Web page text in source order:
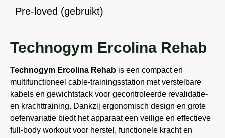
Compact, ergonomisch en robuust gebouwd
stabiel frame en soepele kabelsystemen die zorgen voor
een vloeiende bewegingsbaan. Dit maakt hem geschikt
voor kleine trainingsruimtes, revalidatie-klinieken ?n
gyms waar ruimte effici?nt benut moet worden. Door de
ergonomische handgrepen en laagdrempelige
instelmogelijkheden is de machine prettig in gebruik voor
zowel beginners als ervaren sporters.
Kenmerken
Pre-loved (gebruikt)
Technogym Ercolina Rehab
Technogym Ercolina Rehab is een compact en
multifunctioneel cable-trainingsstation met verstelbare
kabels en gewichtstack voor gecontroleerde revalidatie-
en krachttraining. Dankzij ergonomisch design en grote
oefenvariatie biedt het apparaat een veilige en effectieve
full-body workout voor herstel, functionele kracht en